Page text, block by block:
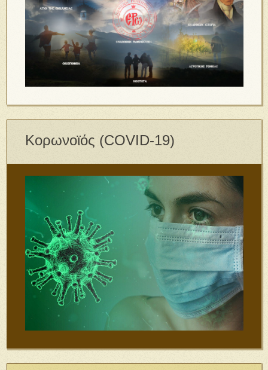
Κορωνοϊός (COVID-19)